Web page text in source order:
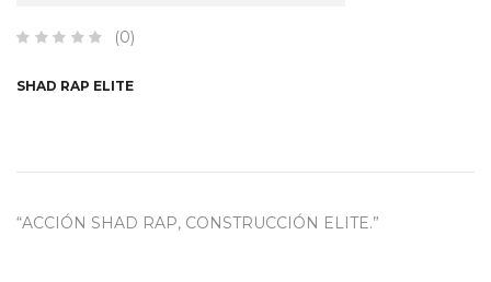
(0)
SHAD RAP ELITE
“ACCIÓN SHAD RAP, CONSTRUCCIÓN ELITE.”